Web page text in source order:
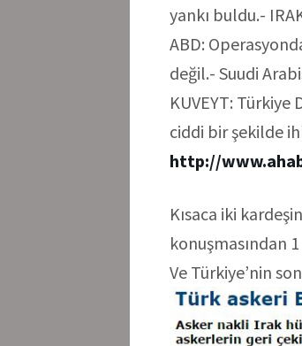
yankı buldu.-
ABD:
değil.- Suudi
KUVEYT: Türkiye
ciddi bir şekilde
http://
Kısaca iki
konuşmasından
Ve Türkiye’nin